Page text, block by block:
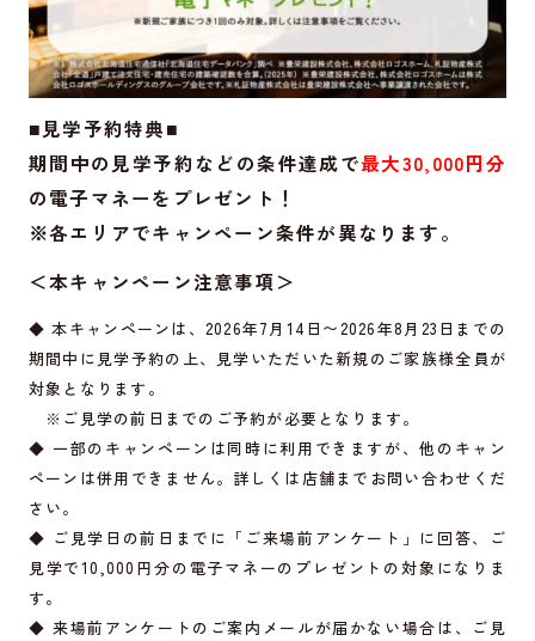
■見学予約特典■
期間中の見学予約などの条件達成で最大30,000円分
の電子マネーをプレゼント！
※各エリアでキャンペーン条件が異なります。
＜本キャンペーン注意事項＞
◆ 本キャンペーンは、2026年7月14日〜2026年8月23日までの
期間中に見学予約の上、見学いただいた新規のご家族様全員が
対象となります。
※ご見学の前日までのご予約が必要となります。
◆ 一部のキャンペーンは同時に利用できますが、他のキャン
ペーンは併用できません。詳しくは店舗までお問い合わせくだ
さい。
◆ ご見学日の前日までに「ご来場前アンケート」に回答、ご
見学で10,000円分の電子マネーのプレゼントの対象になりま
す。
◆ 来場前アンケートのご案内メールが届かない場合は、ご見